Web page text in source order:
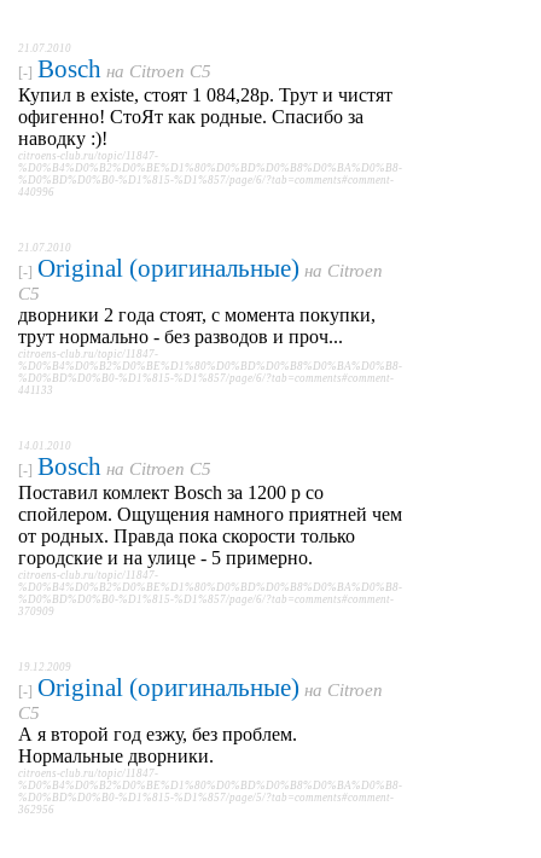
21.07.2010
[-] Bosch на Citroen C5
Купил в existe, стоят 1 084,28р. Трут и чистят
офигенно! СтоЯт как родные. Спасибо за
наводку :)!
citroens-club.ru/topic/11847-
%D0%B4%D0%B2%D0%BE%D1%80%D0%BD%D0%B8%D0%BA%D0%B8-
%D0%BD%D0%B0-%D1%815-%D1%857/page/6/?tab=comments#comment-
440996
21.07.2010
[-] Original (оригинальные) на Citroen
C5
дворники 2 года стоят, с момента покупки,
трут нормально - без разводов и проч...
citroens-club.ru/topic/11847-
%D0%B4%D0%B2%D0%BE%D1%80%D0%BD%D0%B8%D0%BA%D0%B8-
%D0%BD%D0%B0-%D1%815-%D1%857/page/6/?tab=comments#comment-
441133
14.01.2010
[-] Bosch на Citroen C5
Поставил комлект Bosch за 1200 р со
спойлером. Ощущения намного приятней чем
от родных. Правда пока скорости только
городские и на улице - 5 примерно.
citroens-club.ru/topic/11847-
%D0%B4%D0%B2%D0%BE%D1%80%D0%BD%D0%B8%D0%BA%D0%B8-
%D0%BD%D0%B0-%D1%815-%D1%857/page/6/?tab=comments#comment-
370909
19.12.2009
[-] Original (оригинальные) на Citroen
C5
А я второй год езжу, без проблем.
Нормальные дворники.
citroens-club.ru/topic/11847-
%D0%B4%D0%B2%D0%BE%D1%80%D0%BD%D0%B8%D0%BA%D0%B8-
%D0%BD%D0%B0-%D1%815-%D1%857/page/5/?tab=comments#comment-
362956